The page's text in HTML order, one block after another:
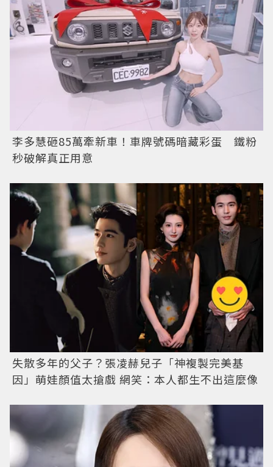
李多慧砸85萬牽新車！車牌號碼暗藏彩蛋 鐵粉
秒破解真正用意
失散多年的父子？張凌赫兒子「神複製完美基
因」萌娃顏值太搶戲 網笑：本人都生不出這麼像